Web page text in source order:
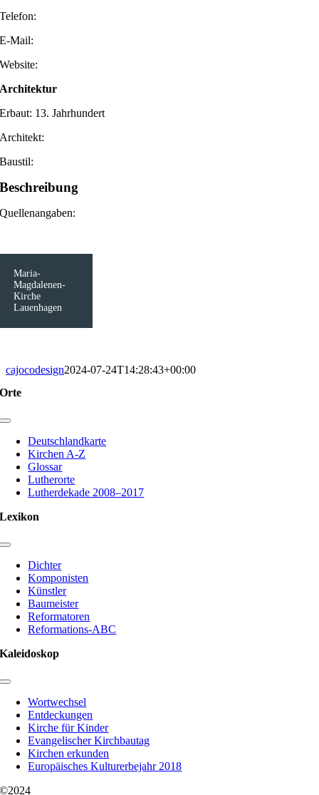
Telefon:
E-Mail:
Website:
Architektur
Erbaut: 13. Jahrhundert
Architekt:
Baustil:
Beschreibung
Quellenangaben:
Maria-
Magdalenen-
Kirche
Lauenhagen
cajocodesign2024-07-24T14:28:43+00:00
Orte
Toggle
NavigationDeutschlandkarte
Kirchen A-Z
Glossar
Lutherorte
Lutherdekade 2008–2017
Lexikon
Toggle
Navigation
Dichter
Komponisten
Künstler
Baumeister
Reformatoren
Reformations-ABC
Kaleidoskop
Toggle
NavigationWortwechsel
Entdeckungen
Kirche für Kinder
Evangelischer Kirchbautag
Kirchen erkunden
Europäisches Kulturerbejahr 2018
©2024